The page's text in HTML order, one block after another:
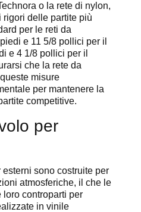
o la rete di nylon,
rigori delle partite più
per le reti da
e 11 5/8 pollici per il
e 4 1/8 pollici per il
che la rete da
misure
per mantenere la
competitive.
per
sono costruite per
atmosferiche, il che le
loro controparti per
in vinile